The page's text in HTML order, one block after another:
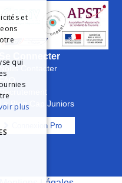
Se Connecter
Contacter
Recrutement
Blog Cap Juniors
Connexion Pro
et
qui
plus